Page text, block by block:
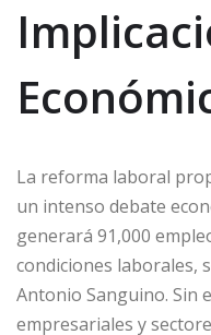
La reforma laboral
un intenso debate
generará 91,000
condiciones laborales,
Antonio Sanguino. Sin
empresariales y